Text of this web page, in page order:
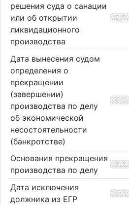
решения суда о санации
или об открытии
ликвидационного
производства
Дата вынесения судом
определения о
прекращении
(завершении)
производства по делу
об экономической
несостоятельности
(банкротстве)
Основания прекращения
производства по делу
Дата исключения
должника из ЕГР